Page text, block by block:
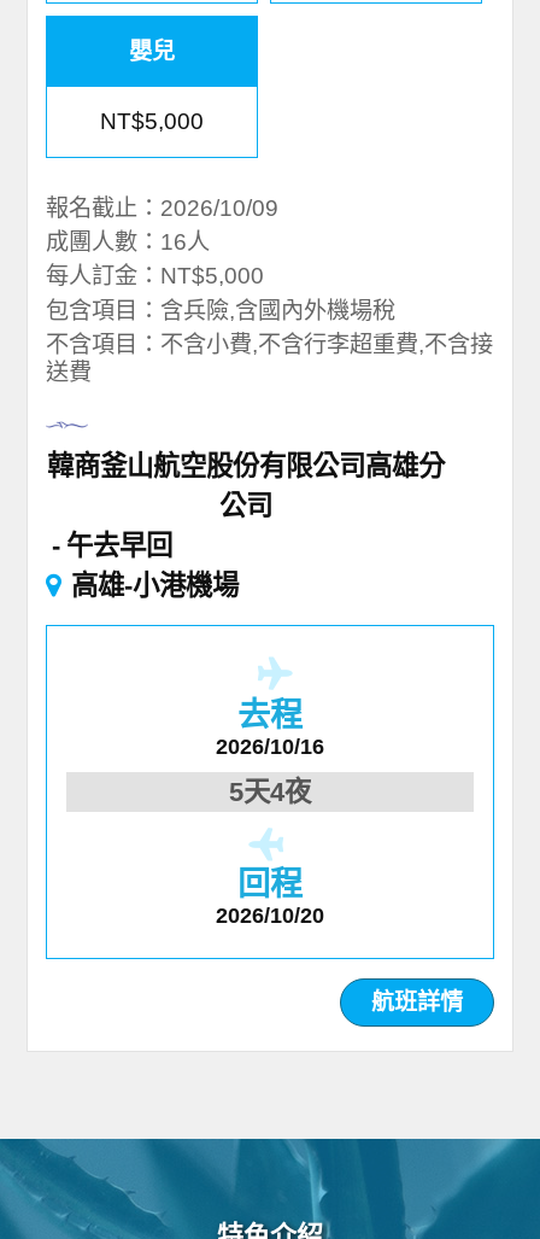
嬰兒
NT$5,000
報名截止：2026/10/09
成團人數：16人
每人訂金：NT$5,000
包含項目：含兵險,含國內外機場稅
不含項目：不含小費,不含行李超重費,不含接
送費
韓商釜山航空股份有限公司高雄分
公司
午去早回
高雄-小港機場
去程
2026/10/16
5天4夜
回程
2026/10/20
航班詳情